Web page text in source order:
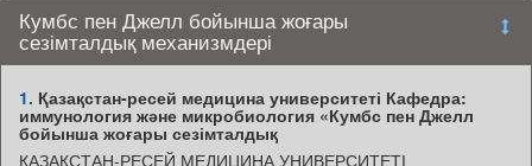
Кумбс пен Джелл бойынша жоғары
сезімталдық механизмдері
1. Қазақстан-ресей медицина университеті Кафедра:
иммунология және микробиология «Кумбс пен Джелл
бойынша жоғары сезімталдық
ҚАЗАҚСТАН-РЕСЕЙ МЕДИЦИНА УНИВЕРСИТЕТІ